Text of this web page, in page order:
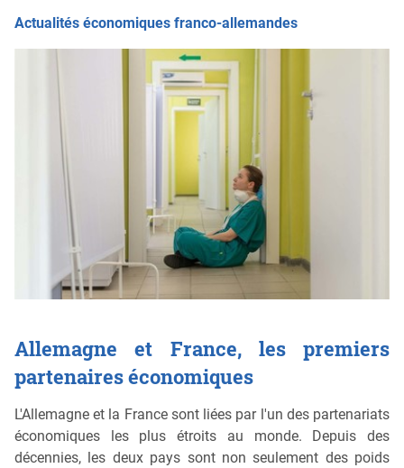
Actualités économiques franco-allemandes
Allemagne et France, les premiers
partenaires économiques
L'Allemagne et la France sont liées par l'un des partenariats
économiques les plus étroits au monde. Depuis des
décennies, les deux pays sont non seulement des poids